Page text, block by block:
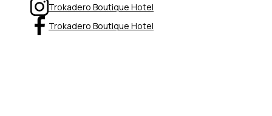
Trokadero Boutique Hotel
Trokadero Boutique Hotel